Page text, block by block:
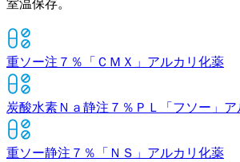
室温保存。
重ソー注７％「ＣＭＸ」 アルカリ化薬
炭酸水素Ｎａ静注７％ＰＬ「フソー」 ア
重ソー静注７％「ＮＳ」 アルカリ化薬